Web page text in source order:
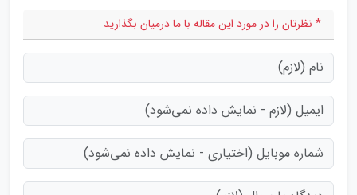
* نظرتان را در مورد این مقاله با ما درمیان بگذارید